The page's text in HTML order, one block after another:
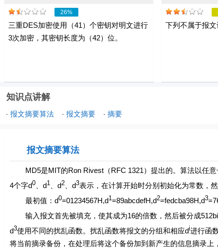
26%
三重DES加密使用（41）个密钥对明文进行
3次加密，其密钥长度为（42）位。
下列不属于报
知识点讲解
· 报文摘要算法 · 报文摘要 · 摘要
报文摘要算法
MD5是MIT的Ron Rivest（RFC 1321）提出的。算法以任意
4个字d0、 d1、d2、d3表示，在计算开始时分别初始化为常数，
最初值： d0=01234567H,d1=89abcdefH,d2=fedcba98H,d3
输入报文首先被填充，使其成为16的倍数，然后被分成
d3使用不同的扰乱函数。扰乱函数将报文的分组和相应di进行函
将当前摘录备份，在处理后将这个备份加到新产生的信息摘录